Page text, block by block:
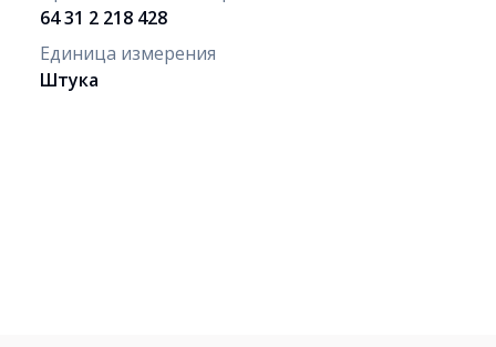
64 31 2 218 428
Единица измерения
Штука